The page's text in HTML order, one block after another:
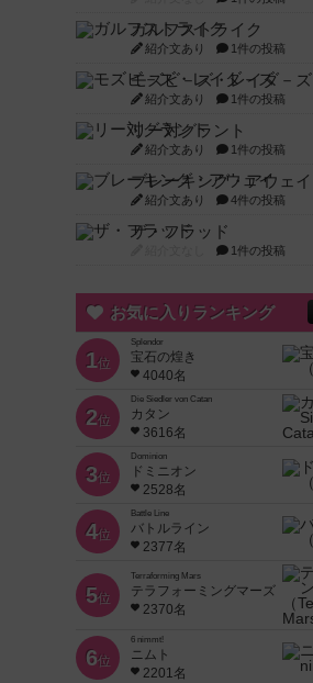
ガルフストライク
紹介文あり 1件の投稿
モズビ－ズ・レイダ－ズ
紹介文あり 1件の投稿
リー対グラント
紹介文あり 1件の投稿
ブレーキング・アウェイ
紹介文あり 4件の投稿
ザ・フラッド
1件の投稿
お気に入りランキング
1位
Splendor
宝石の煌き
4040名
2位
Die Siedler von Catan
カタン
3616名
3位
Dominion
ドミニオン
2528名
4位
Battle Line
バトルライン
2377名
5位
Terraforming Mars
テラフォーミングマーズ
2370名
6位
6 nimmt!
ニムト
2201名